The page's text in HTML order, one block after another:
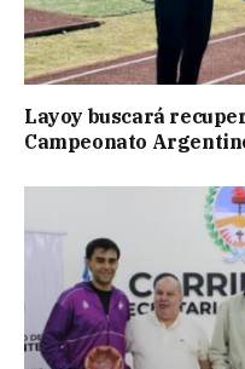
Layoy buscará
Campeonato